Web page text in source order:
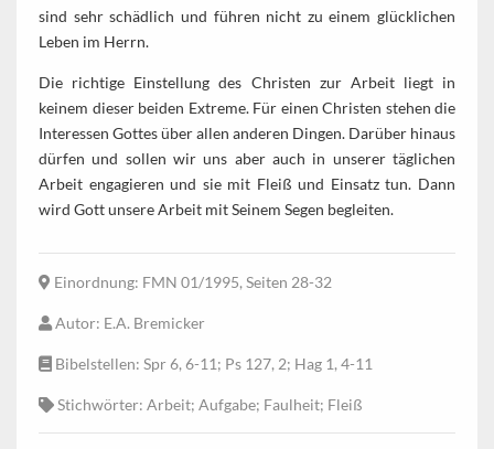
sind sehr schädlich und führen nicht zu einem glücklichen
Leben im Herrn.
Die richtige Einstellung des Christen zur Arbeit liegt in
keinem dieser beiden Extreme. Für einen Christen stehen die
Interessen Gottes über allen anderen Dingen. Darüber hinaus
dürfen und sollen wir uns aber auch in unserer täglichen
Arbeit engagieren und sie mit Fleiß und Einsatz tun. Dann
wird Gott unsere Arbeit mit Seinem Segen begleiten.
Einordnung: FMN 01/1995, Seiten 28-32
Autor: E.A. Bremicker
Bibelstellen: Spr 6, 6-11; Ps 127, 2; Hag 1, 4-11
Stichwörter: Arbeit; Aufgabe; Faulheit; Fleiß